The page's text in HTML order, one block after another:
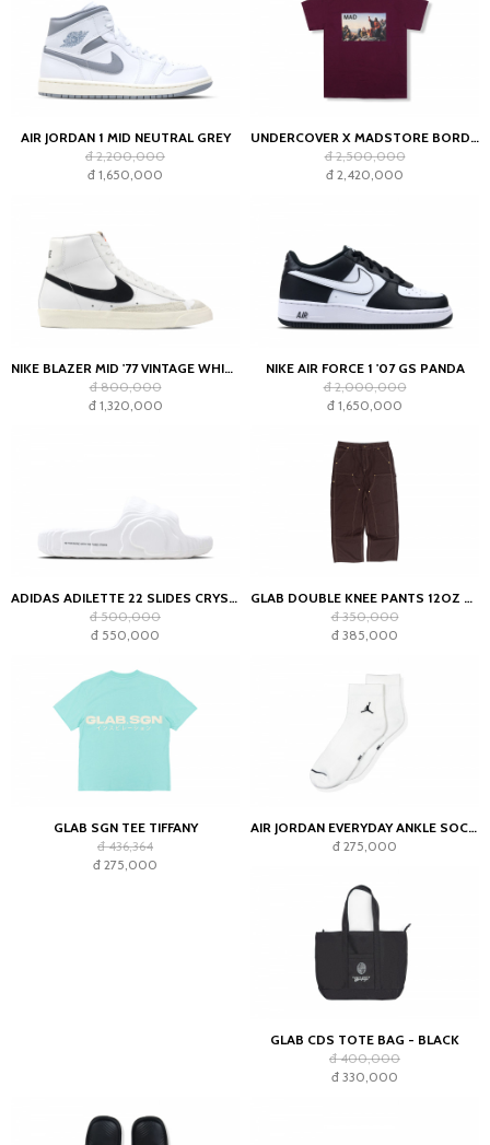
AIR JORDAN 1 MID NEUTRAL GREY
đ 2,200,000
đ 1,650,000
UNDERCOVER X MADSTORE BORDEAUX T-SHIRT
đ 2,500,000
đ 2,420,000
NIKE BLAZER MID '77 VINTAGE WHITE BLACK
đ 800,000
đ 1,320,000
NIKE AIR FORCE 1 '07 GS PANDA
đ 2,000,000
đ 1,650,000
ADIDAS ADILETTE 22 SLIDES CRYSTAL WHITE
đ 500,000
đ 550,000
GLAB DOUBLE KNEE PANTS 12OZ CHOCOLATE
đ 350,000
đ 385,000
GLAB SGN TEE TIFFANY
đ 436,364
đ 275,000
AIR JORDAN EVERYDAY ANKLE SOCKS WHITE (2023)
đ 275,000
GLAB CDS TOTE BAG - BLACK
đ 400,000
đ 330,000